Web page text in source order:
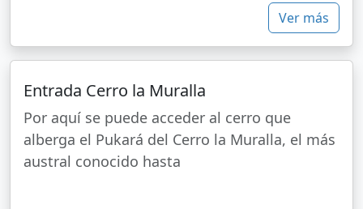
Ver más
Entrada Cerro la Muralla
Por aquí se puede acceder al cerro que
alberga el Pukará del Cerro la Muralla, el más
austral conocido hasta